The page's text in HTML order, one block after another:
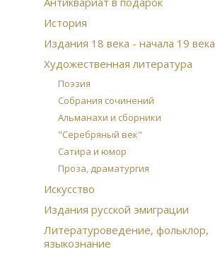
История
Издания 18 века - начала 19 века
Художественная литература
Поэзия
Собрания сочинений
Альманахи и сборники
"Серебряный век"
Сатира и юмор
Проза, драматургия
Искусство
Издания русской эмиграции
Литературоведение, фольклор,
языкознание